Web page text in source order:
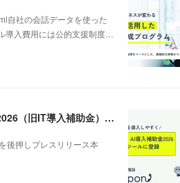
自社の会話データを使った
入費用には公的支援制度…
AI電話の導入を後押し。「pickupon」がデジタル化・AI導入補助金2026（旧IT導入補助金）の対象ツールとして登録
後押しプレスリリース本